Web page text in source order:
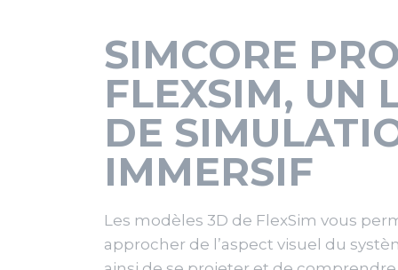
SIMCORE
FLEXSIM, UN
DE
IMMERSIF
Les modèles 3D de FlexSim vous
approcher de l’aspect visuel du